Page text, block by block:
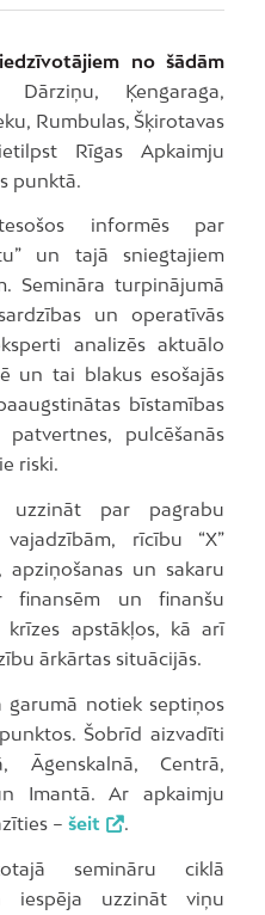
no šādām
Ķengaraga,
Rumbulas, Šķirotavas
Rīgas Apkaimju
punktā.
informēs par
un tajā sniegtajiem
Semināra turpinājumā
un operatīvās
analizēs aktuālo
un tai blakus esošajās
bīstamības
pulcēšanās
riski.
uzzināt par pagrabu
rīcību “X”
un sakaru
finansēm un finanšu
krīzes apstākļos, kā arī
ārkārtas situācijās.
garumā notiek septiņos
Šobrīd aizvadīti
Centrā,
Imantā. Ar apkaimju
– šeit .
semināru ciklā
iespēja uzzināt viņu